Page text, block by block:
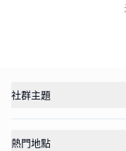
社群主題
熱門地點